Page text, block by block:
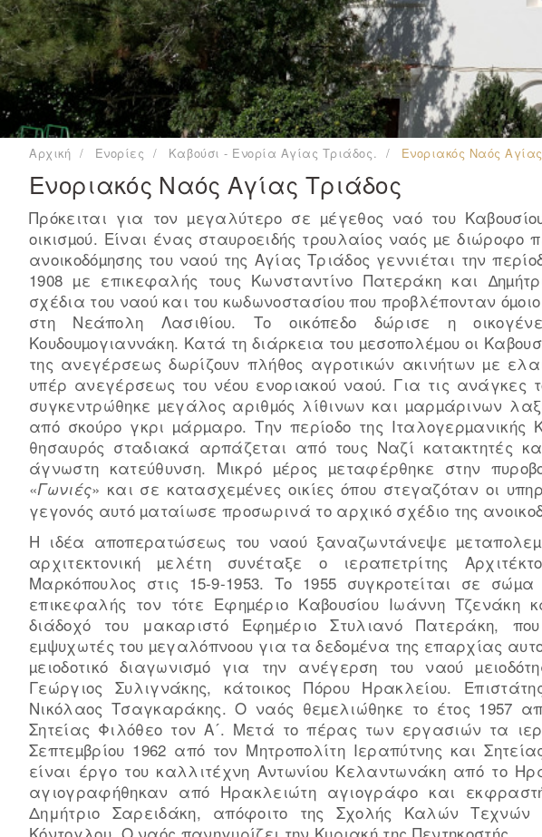
Αρχική Ενορίες Καβούσι - Ενορία Αγίας Τριάδος. Ενοριακός Ναός
Ενοριακός Ναός Αγίας Τριάδος
Πρόκειται για τον µεγαλύτερο σε µέγεθος ναό του
οικισµού. Είναι ένας σταυροειδής τρουλαίος ναός µε
ανοικοδόµησης του ναού της Αγίας Τριάδος γεννιέται την
1908 µε επικεφαλής τους Κωνσταντίνο Πατεράκη και
σχέδια του ναού και του κωδωνοστασίου που προβλέπονταν
στη Νεάπολη Λασιθίου. Το οικόπεδο δώρισε η
Κουδουµογιαννάκη. Κατά τη διάρκεια του µεσοπολέµου οι
της ανεγέρσεως δωρίζουν πλήθος αγροτικών ακινήτων µε
υπέρ ανεγέρσεως του νέου ενοριακού ναού. Για τις ανάγκες
συγκεντρώθηκε µεγάλος αριθµός λίθινων και µαρµάρινων
από σκούρο γκρι µάρµαρο. Την περίοδο της Ιταλογερµανικής
θησαυρός σταδιακά αρπάζεται από τους Ναζί κατακτητές
άγνωστη κατεύθυνση. Μικρό µέρος µεταφέρθηκε στην
«Γωνιές» και σε κατασχεµένες οικίες όπου στεγαζόταν οι
γεγονός αυτό µαταίωσε προσωρινά το αρχικό σχέδιο της
Η ιδέα αποπερατώσεως του ναού ξαναζωντάνεψε
αρχιτεκτονική µελέτη συνέταξε ο ιεραπετρίτης
Μαρκόπουλος στις 15-9-1953. Το 1955 συγκροτείται σε
επικεφαλής τον τότε Εφηµέριο Καβουσίου Ιωάννη Τζενάκη
διάδοχό του μακαριστό Εφηµέριο Στυλιανό Πατεράκη,
εµψυχωτές του µεγαλόπνοου για τα δεδοµένα της επαρχίας
µειοδοτικό διαγωνισµό για την ανέγερση του ναού
Γεώργιος Συλιγνάκης, κάτοικος Πόρου Ηρακλείου.
Νικόλαος Τσαγκαράκης. Ο ναός θεµελιώθηκε το έτος 1957
Σητείας Φιλόθεο τον Α´. Μετά το πέρας των εργασιών τα
Σεπτεµβρίου 1962 από τον Μητροπολίτη Ιεραπύτνης και
είναι έργο του καλλιτέχνη Αντωνίου Κελαντωνάκη από το
αγιογραφήθηκαν από Ηρακλειώτη αγιογράφο και εκφραστή
Δημήτριο Σαρειδάκη, απόφοιτο της Σχολής Καλών